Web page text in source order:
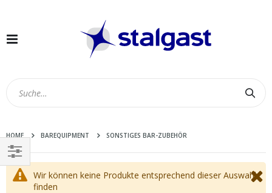
Navigation
HOME BAREQUIPMENT SONSTIGES BAR-ZUBEHÖR
Wir können keine Produkte entsprechend dieser Auswahl
finden
EINKAUFEN
NACH